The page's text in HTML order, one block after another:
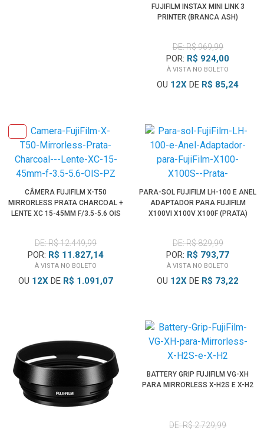
FUJIFILM INSTAX MINI LINK 3
PRINTER (BRANCA ASH)
DE: R$ 969,99
POR: R$ 924,00
À VISTA NO BOLETO
OU 12X DE R$ 85,24
CÂMERA FUJIFILM X-T50
MIRRORLESS PRATA CHARCOAL +
LENTE XC 15-45MM F/3.5-5.6 OIS
DE: R$ 12.449,99
POR: R$ 11.827,14
À VISTA NO BOLETO
OU 12X DE R$ 1.091,07
PARA-SOL FUJIFILM LH-100 E ANEL
ADAPTADOR PARA FUJIFILM
X100VI X100V X100F (PRATA)
DE: R$ 829,99
POR: R$ 793,77
À VISTA NO BOLETO
OU 12X DE R$ 73,22
BATTERY GRIP FUJIFILM VG-XH
PARA MIRRORLESS X-H2S E X-H2
DE: R$ 2.729,99